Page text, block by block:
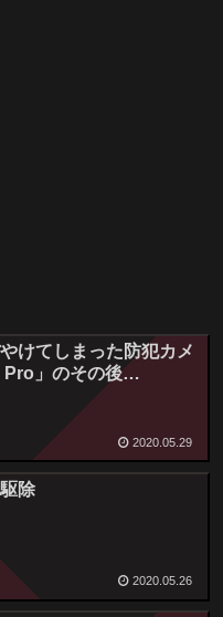
けてしまった防犯カメ
Pro」のその後…
2020.05.29
除
2020.05.26